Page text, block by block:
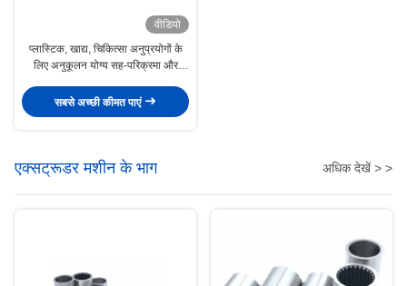
वीडियो
प्लास्टिक, खाद्य, चिकित्सा अनुप्रयोगों के
लिए अनुकूलन योग्य सह-परिक्रमा और
सबसे अच्छी कीमत पाएं
एक्सट्रूडर मशीन के भाग अधिक देखें > >